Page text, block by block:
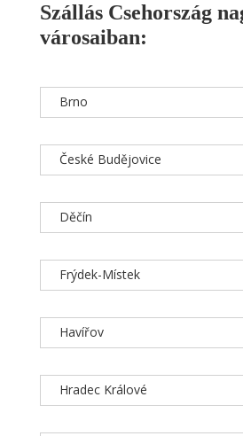
Szállás Csehország
városaiban:
Brno
České Budějovice
Děčín
Frýdek-Místek
Havířov
Hradec Králové